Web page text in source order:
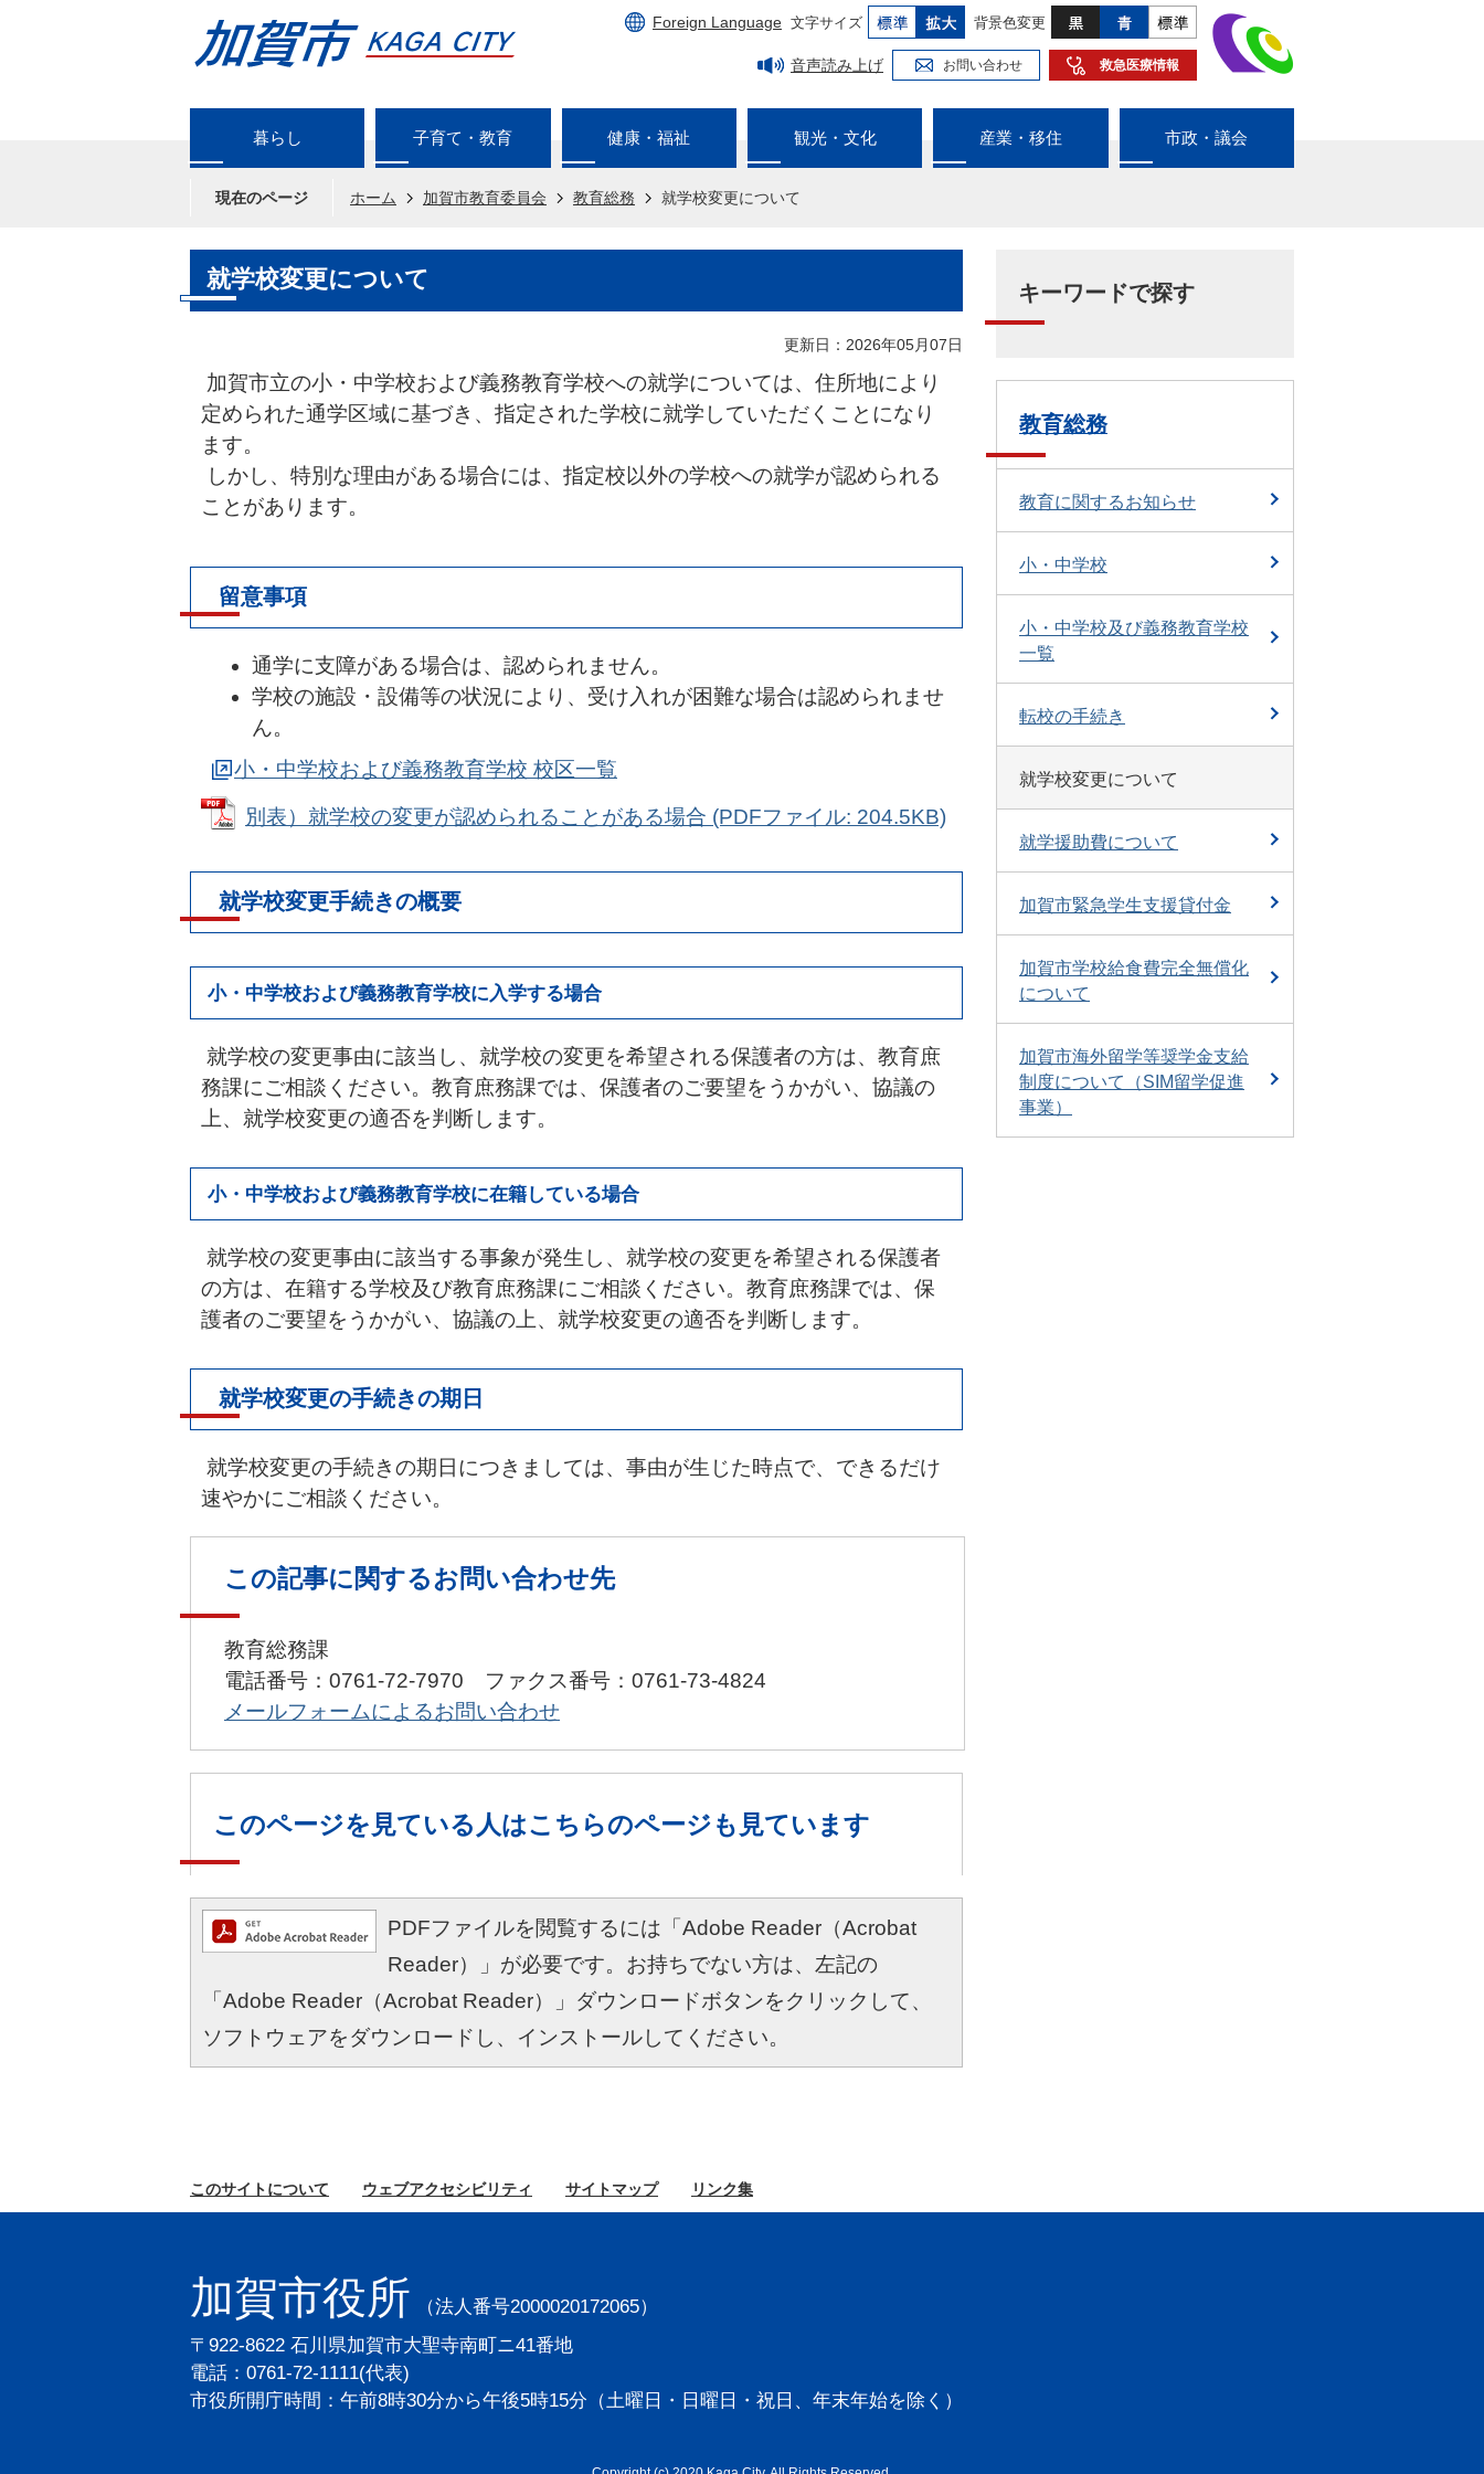
Foreign Language 文字サイズ 背景色変更
音声読み上げ お問い合わせ 救急医療情報
暮らし 子育て・教育 健康・福祉 観光・文化 産業・移住 市政・議会
現在のページ ホーム 加賀市教育委員会 教育総務 就学校変更について
就学校変更について
更新日：2026年05月07日
加賀市立の小・中学校および義務教育学校への就学については、住所地により
定められた通学区域に基づき、指定された学校に就学していただくことになり
ます。
しかし、特別な理由がある場合には、指定校以外の学校への就学が認められる
ことがあります。
留意事項
通学に支障がある場合は、認められません。
学校の施設・設備等の状況により、受け入れが困難な場合は認められませ
ん。
小・中学校および義務教育学校 校区一覧
別表）就学校の変更が認められることがある場合 (PDFファイル: 204.5KB)
就学校変更手続きの概要
小・中学校および義務教育学校に入学する場合
就学校の変更事由に該当し、就学校の変更を希望される保護者の方は、教育庶
務課にご相談ください。教育庶務課では、保護者のご要望をうかがい、協議の
上、就学校変更の適否を判断します。
小・中学校および義務教育学校に在籍している場合
就学校の変更事由に該当する事象が発生し、就学校の変更を希望される保護者
の方は、在籍する学校及び教育庶務課にご相談ください。教育庶務課では、保
護者のご要望をうかがい、協議の上、就学校変更の適否を判断します。
就学校変更の手続きの期日
就学校変更の手続きの期日につきましては、事由が生じた時点で、できるだけ
速やかにご相談ください。
この記事に関するお問い合わせ先
教育総務課
電話番号：0761-72-7970 ファクス番号：0761-73-4824
メールフォームによるお問い合わせ
このページを見ている人はこちらのページも見ています
PDFファイルを閲覧するには「Adobe Reader（Acrobat
Reader）」が必要です。お持ちでない方は、左記の
「Adobe Reader（Acrobat Reader）」ダウンロードボタンをクリックして、
ソフトウェアをダウンロードし、インストールしてください。
キーワードで探す
教育総務
教育に関するお知らせ
小・中学校
小・中学校及び義務教育学校
一覧
転校の手続き
就学校変更について
就学援助費について
加賀市緊急学生支援貸付金
加賀市学校給食費完全無償化
について
加賀市海外留学等奨学金支給
制度について（SIM留学促進
事業）
このサイトについて ウェブアクセシビリティ サイトマップ リンク集
加賀市役所
（法人番号2000020172065）
〒922-8622 石川県加賀市大聖寺南町ニ41番地
電話：0761-72-1111(代表)
市役所開庁時間：午前8時30分から午後5時15分 （土曜日・日曜日・祝日、年末年始を除く）